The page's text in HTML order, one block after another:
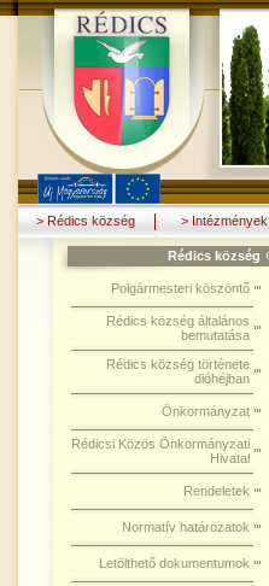
> Rédics község > Intézmények
Rédics község
Polgármesteri köszöntő
Rédics község általános
bemutatása
Rédics község története
dióhéjban
Önkormányzat
Rédicsi Közös Önkormányzati
Hivatal
Rendeletek
Normatív határozatok
Letölthető dokumentumok